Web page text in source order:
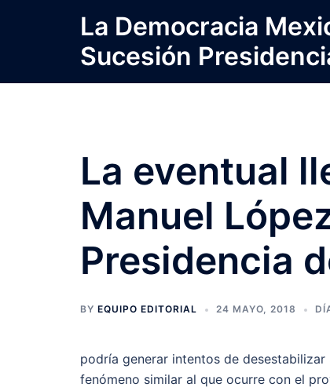
La Democracia
Sucesión
La eventual
Manuel
Presidencia
BY EQUIPO EDITORIAL 24 MAYO, 2018
podría generar intentos de
fenómeno similar al que ocurre con el